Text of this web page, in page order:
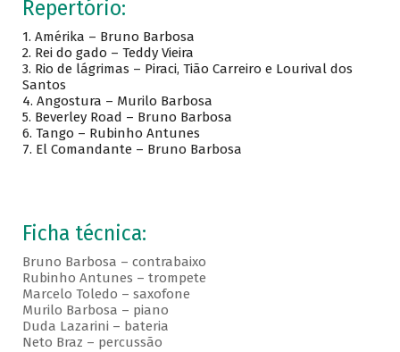
Repertório:
1. Amérika – Bruno Barbosa
2. Rei do gado – Teddy Vieira
3. Rio de lágrimas – Piraci, Tião Carreiro e Lourival dos
Santos
4. Angostura – Murilo Barbosa
5. Beverley Road – Bruno Barbosa
6. Tango – Rubinho Antunes
7. El Comandante – Bruno Barbosa
Ficha técnica:
Bruno Barbosa – contrabaixo
Rubinho Antunes – trompete
Marcelo Toledo – saxofone
Murilo Barbosa – piano
Duda Lazarini – bateria
Neto Braz – percussão